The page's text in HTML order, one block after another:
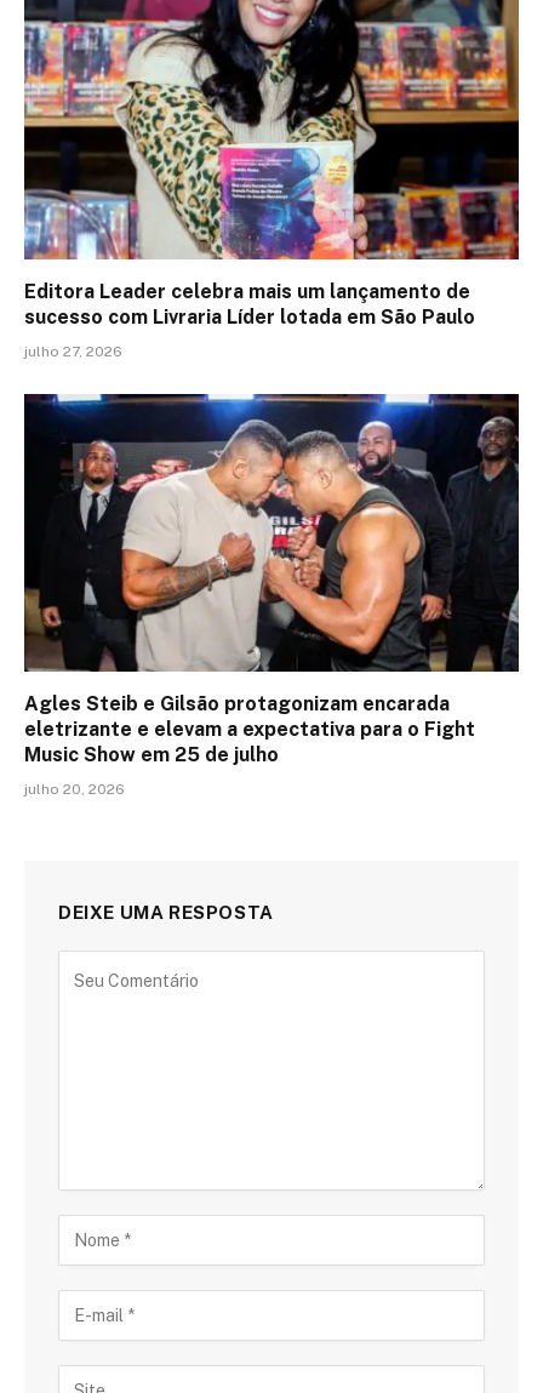
Editora Leader celebra mais um lançamento de
sucesso com Livraria Líder lotada em São Paulo
julho 27, 2026
Agles Steib e Gilsão protagonizam encarada
eletrizante e elevam a expectativa para o Fight
Music Show em 25 de julho
julho 20, 2026
DEIXE UMA RESPOSTA